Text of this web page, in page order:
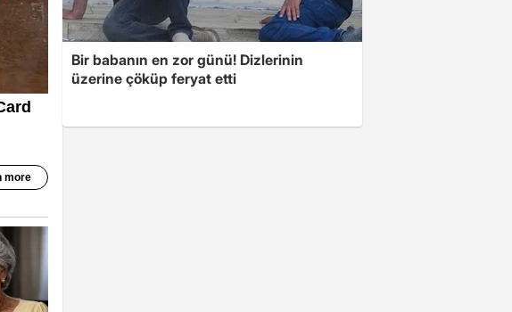
Bir babanın en zor günü! Dizlerinin
üzerine çöküp feryat etti